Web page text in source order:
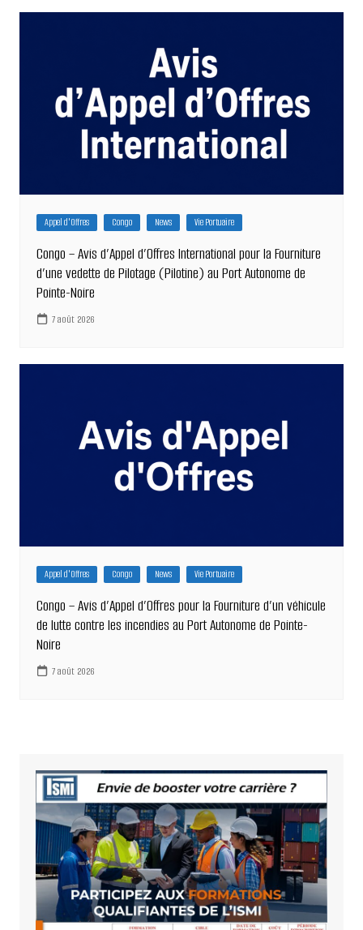
l’article
Appel d'Offres Congo News Vie Portuaire
Congo – Avis d’Appel d’Offres International pour la Fourniture
d’une vedette de Pilotage (Pilotine) au Port Autonome de
Pointe-Noire
7 août 2026
Appel d'Offres Congo News Vie Portuaire
Congo – Avis d’Appel d’Offres pour la Fourniture d’un véhicule
de lutte contre les incendies au Port Autonome de Pointe-
Noire
7 août 2026